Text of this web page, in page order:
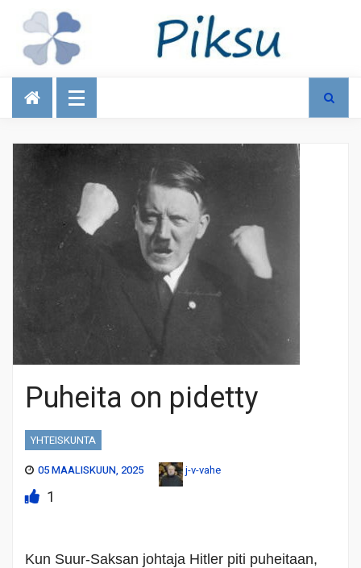
Talous
Puheita on pidetty
YHTEISKUNTA
05 MAALISKUUN, 2025
j-v-vahe
1
Kun Suur-Saksan johtaja Hitler piti puheitaan,